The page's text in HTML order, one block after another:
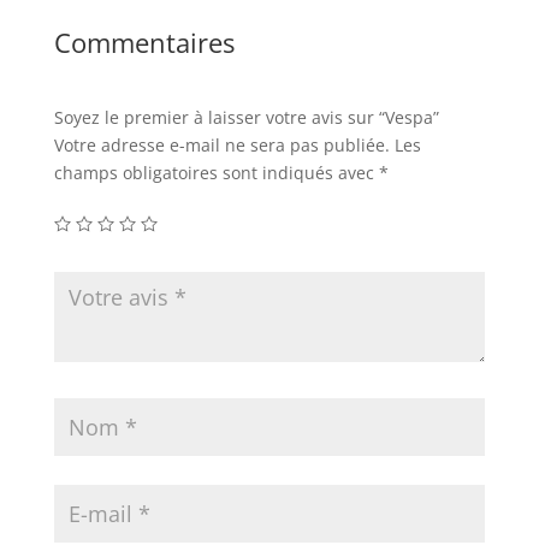
Commentaires
Soyez le premier à laisser votre avis sur “Vespa”
Votre adresse e-mail ne sera pas publiée. Les
champs obligatoires sont indiqués avec *